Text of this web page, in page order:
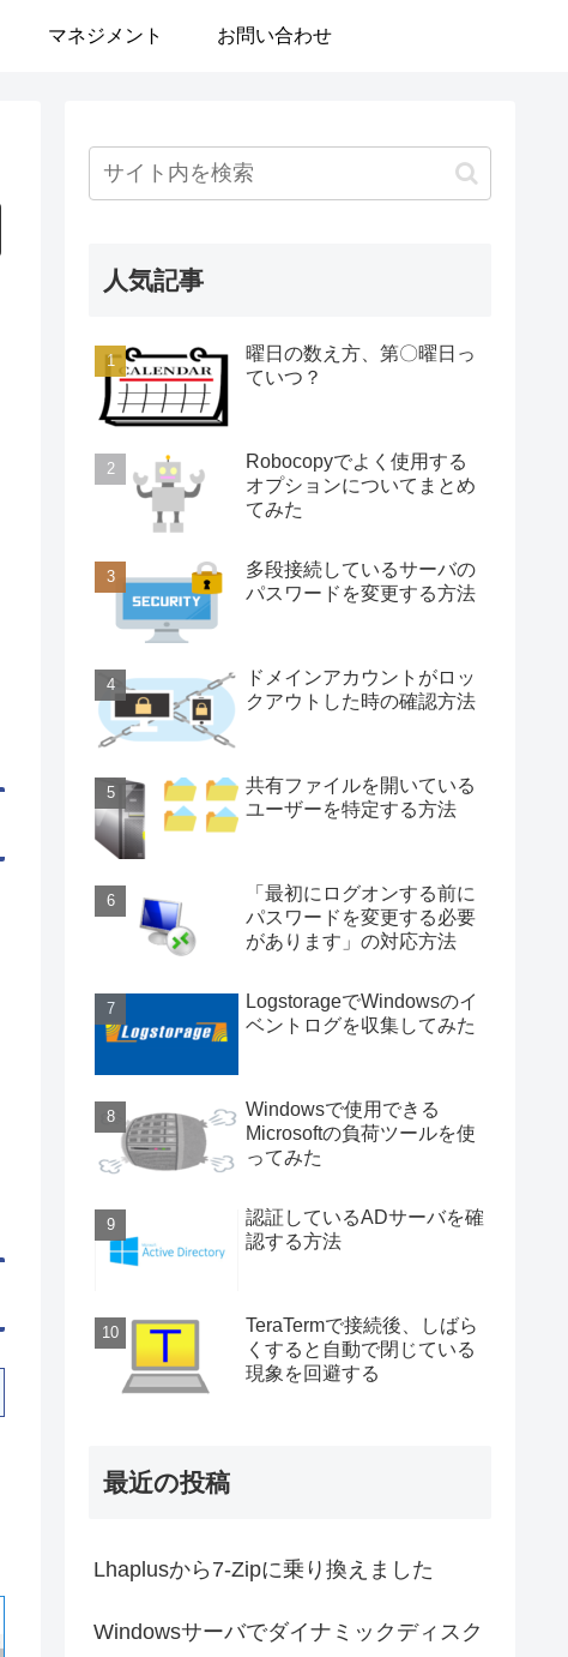
マネジメント お問い合わせ
人気記事
曜日の数え方、第〇曜日っ
ていつ？
Robocopyでよく使用する
オプションについてまとめ
てみた
多段接続しているサーバの
パスワードを変更する方法
ドメインアカウントがロッ
クアウトした時の確認方法
共有ファイルを開いている
ユーザーを特定する方法
「最初にログオンする前に
パスワードを変更する必要
があります」の対応方法
LogstorageでWindowsのイ
ベントログを収集してみた
Windowsで使用できる
Microsoftの負荷ツールを使
ってみた
認証しているADサーバを確
認する方法
TeraTermで接続後、しばら
くすると自動で閉じている
現象を回避する
最近の投稿
Lhaplusから7-Zipに乗り換えました
Windowsサーバでダイナミックディスク